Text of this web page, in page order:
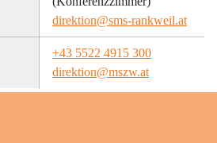
direktion@sms-rankweil.at
+43 5522 4915 300
direktion@mszw.at